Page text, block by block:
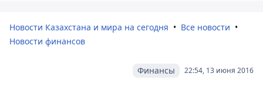
Новости Казахстана и мира на сегодня
Все новости
Новости финансов
22:54, 13 июня 2016
Финансы